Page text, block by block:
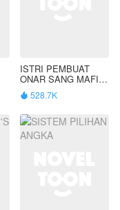
ISTRI PEMBUAT
ONAR SANG MAFIA
KEJAM
 528.7K